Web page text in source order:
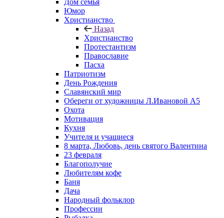
Дом семья
Юмор
Христианство
Назад
Христианство
Протестантизм
Православие
Пасха
Патриотизм
День Рождения
Славянский мир
Обереги от художницы Л.Ивановой А5
Охота
Мотивация
Кухня
Учителя и учащиеся
8 марта, Любовь, день святого Валентина
23 февраля
Благополучие
Любителям кофе
Баня
Дача
Народный фольклор
Профессии